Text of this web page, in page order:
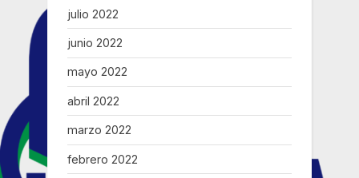
julio 2022
junio 2022
mayo 2022
abril 2022
marzo 2022
febrero 2022